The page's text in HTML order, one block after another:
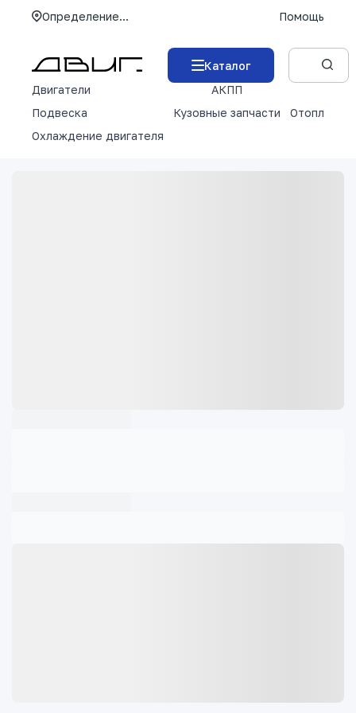
Определение... Помощь
Каталог
Двигатели
АКПП
Подвеска
Кузовные запчасти
Отопление
Охлаждение двигателя